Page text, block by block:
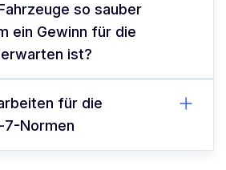
so sauber
ein Gewinn für die
ist?
für die
7-Normen